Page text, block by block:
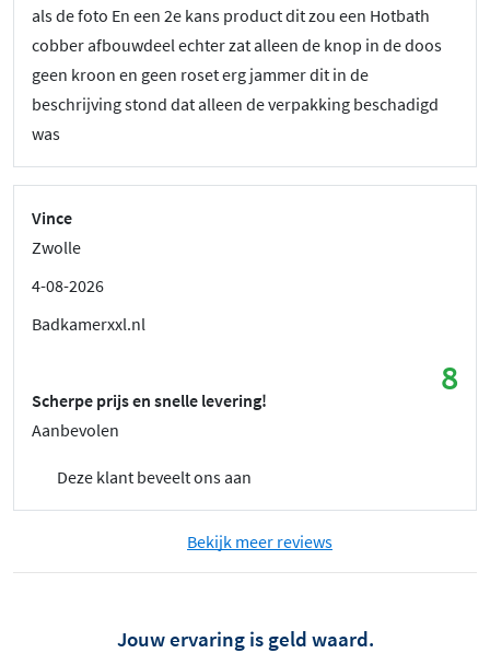
als de foto En een 2e kans product dit zou een Hotbath
cobber afbouwdeel echter zat alleen de knop in de doos
geen kroon en geen roset erg jammer dit in de
beschrijving stond dat alleen de verpakking beschadigd
was
Vince
Zwolle
4-08-2026
Badkamerxxl.nl
8
Scherpe prijs en snelle levering!
Aanbevolen
Deze klant beveelt ons aan
Bekijk meer reviews
Jouw ervaring is geld waard.